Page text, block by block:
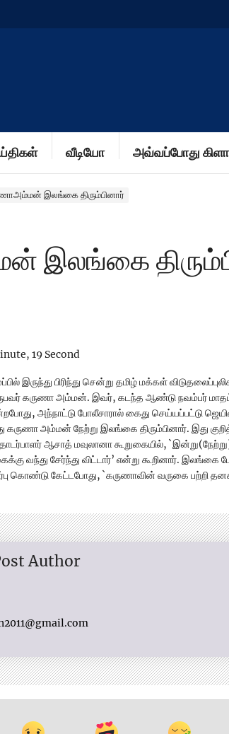
வீடியோ அவ்வப்போது
இலங்கை திரும்பினார்
இலங்கை
19 Second
இருந்து பிரிந்து சென்று தமிழ் மக்கள்
கருணா அம்மன். இவர், கடந்த ஆண்டு நவம்பர் மாதம்
அந்நாட்டு போலீசாரால் கைது செய்யப்பட்டு
அம்மன் நேற்று இலங்கை திரும்பினார். இது
ஆசாத் மவுலானா கூறுகையில்,
வந்து சேர்ந்து விட்டார்’ என்று கூறினார்.
கொண்டு கேட்டபோது, `கருணாவின் வருகை பற்றி
Author